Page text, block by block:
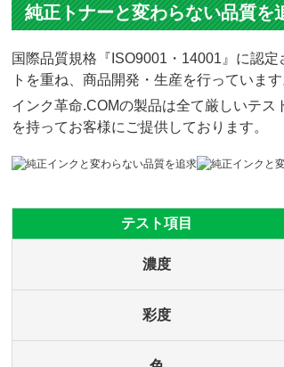
純正トナーと変わらない品質を
国際品質規格『ISO9001・14001』に認
トを重ね、商品開発・生産を行っています
インク革命.COMの製品は全て厳しいテ
を持ってお客様にご提供しております。
テスト項目
濃度
彩度